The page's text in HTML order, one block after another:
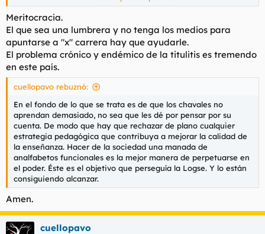
Y en el ciclo superior el Estado tendría que realizarse un
examen de alumnos y universidades por parte de un
organismo lo más independiente y objetivo posible, para
publicar una clasificación que orientase a los que pagan sobre
qué universidad es mejor. La competencia haría el resto.
Meritocracia.
El que sea una lumbrera y no tenga los medios para
apuntarse a "x" carrera hay que ayudarle.
El problema crónico y endémico de la titulitis es tremendo
en este país.
cuellopavo rebuznó:
En el fondo de lo que se trata es de que los chavales no
aprendan demasiado, no sea que les dé por pensar por su
cuenta. De modo que hay que rechazar de plano cualquier
estrategia pedagógica que contribuya a mejorar la calidad de
la enseñanza. Hacer de la sociedad una manada de
analfabetos funcionales es la mejor manera de perpetuarse en
el poder. Éste es el objetivo que perseguía la Logse. Y lo están
consiguiendo alcanzar.
Amen.
cuellopavo